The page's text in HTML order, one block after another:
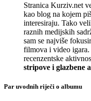
Stranica Kurziv.net
kao blog na kojem
interesiraju. Tako
raznih medijskih
sam se najviše
filmova i video
recenzentske
stripove i glazbene
Par uvodnih riječi o albumu